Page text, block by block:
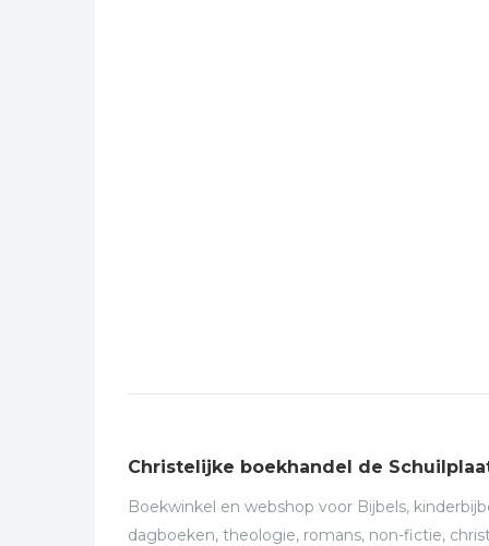
Christelijke boekhandel de
Boekwinkel en webshop voor Bijbels,
dagboeken, theologie, romans, non-fictie,